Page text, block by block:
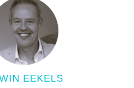
EEKELS